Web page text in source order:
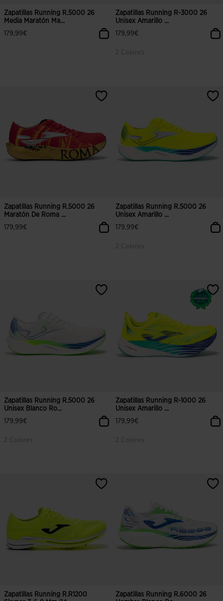
Zapatillas Running R.5000 26
Media Maratón Ma...
179,99€
5 sobre 5 de valoración de clientes
Zapatillas Running R-3000 26
Unisex Amarillo ...
179,99€
2 Colores
3,4 sobre 5 de valoración de
Zapatillas Running R.5000 26
Maratón De Roma ...
179,99€
4,8 sobre 5 de valoración de clientes
Zapatillas Running R.5000 26
Unisex Amarillo ...
179,99€
2 Colores
5 sobre 5 de valoración de clientes
Zapatillas Running R.5000 26
Unisex Blanco Ro...
179,99€
2 Colores
4,9 sobre 5 de valoración de clientes
Zapatillas Running R-1000 26
Unisex Amarillo ...
179,99€
2 Colores
4,2 sobre 5 de valoración de
Zapatillas Running R.R1200
Zapatillas Running R.6000 26